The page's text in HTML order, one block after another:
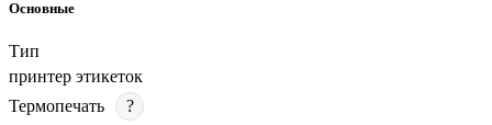
Основные
Тип
принтер этикеток
Термопечать
?